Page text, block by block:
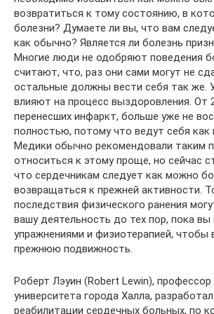
возвратиться к тому состоянию, в
болезни? Думаете ли вы, что вам
как обычно? Является ли болезнь
Многие люди не одобряют поведения
считают, что, раз они сами могут не
остальные должны вести себя так же.
влияют на процесс выздоровления. От
перенесших инфаркт, больше уже не
полностью, потому что ведут себя как
Медики обычно рекомендовали таким
относиться к этому проще, но сейчас
что сердечникам следует как можно
возвращаться к прежней активности.
последствия физического ранения
вашу деятельность до тех пор, пока вы
упражнениями и физиотерапией, чтобы
прежнюю подвижность.
Роберт Лэуин (Robert Lewin), профессор
университета города Халла,
реабилитации сердечных больных, по